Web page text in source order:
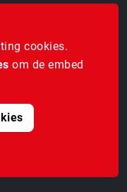
cookies.
om de embed